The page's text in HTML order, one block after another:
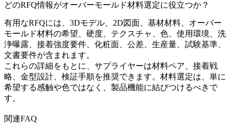
どのRFQ情報がオーバーモールド材料選定に役立つか？
有用なRFQには、3Dモデル、2D図面、基材材料、オーバー
モールド材料の希望、硬度、テクスチャ、色、使用環境、洗
浄曝露、接着強度要件、化粧面、公差、生産量、試験基準、
文書要件が含まれます。
これらの詳細をもとに、サプライヤーは材料ペア、接着戦
略、金型設計、検証手順を推奨できます。材料選定は、単に
希望する感触や色ではなく、製品機能に結びつけるべきで
す。
関連FAQ